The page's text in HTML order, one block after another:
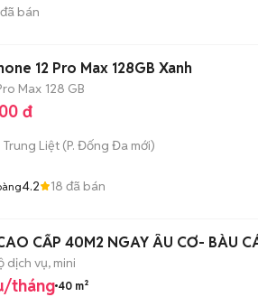
đã bán
12 Pro Max 128GB Xanh
Max 128 GB
đ
Trung Liệt (P. Đống Đa mới)
4.2 18 đã bán
CẤP 40M2 NGAY ÂU CƠ- BÀU
dịch vụ, mini
tháng 40 m²